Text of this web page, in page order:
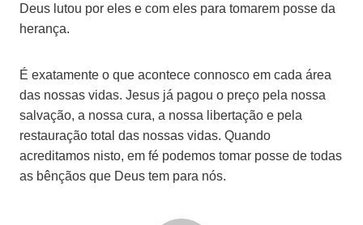
Deus lutou por eles e com eles para tomarem posse da
herança.
É exatamente o que acontece connosco em cada área
das nossas vidas. Jesus já pagou o preço pela nossa
salvação, a nossa cura, a nossa libertação e pela
restauração total das nossas vidas. Quando
acreditamos nisto, em fé podemos tomar posse de todas
as bênçãos que Deus tem para nós.